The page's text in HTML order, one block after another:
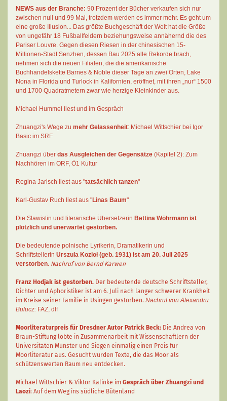
NEWS aus der Branche: 90 Prozent der Bücher verkaufen sich nur
zwischen null und 99 Mal , trotzdem werden es immer mehr. Es geht um
eine große Illusion... Das größte Buchgeschäft der Welt hat die Größe
von ungefähr 18 Fußballfeldern beziehungsweise annähernd die des
Pariser Louvre. Gegen diesen Riesen in der chinesischen 15-
Millionen-Stadt Senzhen, dessen Bau 2025 alle Rekorde brach,
nehmen sich die neuen Filialen, die die amerikanische
Buchhandelskette Barnes & Noble dieser Tage an zwei Orten, Lake
Nona in Florida und Turlock in Kalifornien, eröffnet, mit ihren „nur“ 1500
und 1700 Quadratmetern zwar wie herzige Kleinkinder aus.
Michael Hummel liest und im Gespräch
Zhuangzi's Wege zu mehr Gelassenheit: Michael Wittschier bei Igor
Basic im SRF
Zhuangzi über das Ausgleichen der Gegensätze (Kapitel 2): Zum
Nachhören im ORF, Ö1 Kultur
Regina Jarisch liest aus "tatsächlich tanzen"
Karl-Gustav Ruch liest aus "Linas Baum"
Die Slawistin und literarische Übersetzerin Bettina Wöhrmann ist
plötzlich und unerwartet gestorben.
Die bedeutende polnische Lyrikerin, Dramatikerin und
Schriftstellerin Urszula Kozioł (geb. 1931) ist am 20. Juli 2025
verstorben. Nachruf von Bernd Karwen
Franz Hodjak ist gestorben. Der bedeutende deutsche Schriftsteller,
Dichter und Aphoristiker ist am 6. Juli nach langer schwerer Krankheit
im Kreise seiner Familie in Usingen gestorben. Nachruf von Alexandru
Bulucz: FAZ, dlf
Moorliteraturpreis für Dresdner Autor Patrick Beck: Die Andrea von
Braun-Stiftung lobte in Zusammenarbeit mit Wissenschaftlern der
Universitäten Münster und Siegen einmalig einen Preis für
Moorliteratur aus. Gesucht wurden Texte, die das Moor als
schützenswerten Raum neu entdecken.
Michael Wittschier & Viktor Kalinke im Gespräch über Zhuangzi und
Laozi: Auf dem Weg ins südliche Bütenland